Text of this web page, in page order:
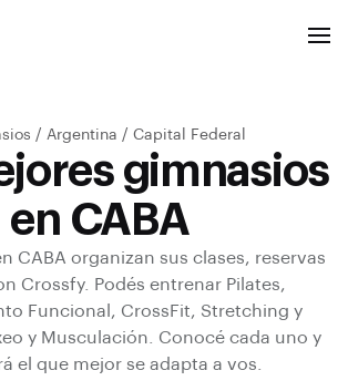
/ Argentina / Capital Federal
gimnasios
en CABA
CABA organizan sus clases, reservas
Crossfy.
Podés entrenar Pilates,
Funcional, CrossFit, Stretching y
y Musculación
Conocé cada uno y
el que mejor se adapta a vos.